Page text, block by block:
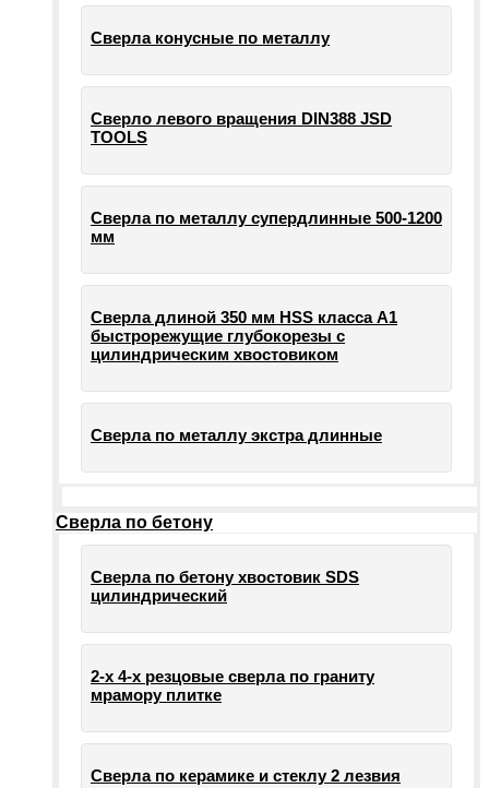
Сверла конусные по металлу
Сверло левого вращения DIN388 JSD
TOOLS
Сверла по металлу супердлинные 500-1200
мм
Сверла длиной 350 мм HSS класса А1
быстрорежущие глубокорезы с
цилиндрическим хвостовиком
Сверла по металлу экстра длинные
Сверла по бетону
Сверла по бетону хвостовик SDS
цилиндрический
2-х 4-х резцовые сверла по граниту
мрамору плитке
Сверла по керамике и стеклу 2 лезвия